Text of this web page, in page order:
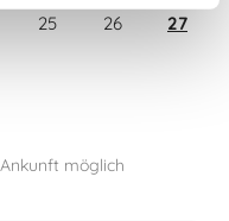
25 26
27
Ankunft möglich